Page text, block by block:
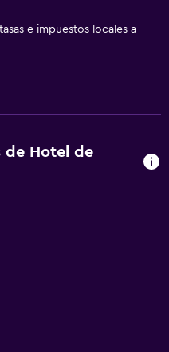
e impuestos locales a
de Hotel de